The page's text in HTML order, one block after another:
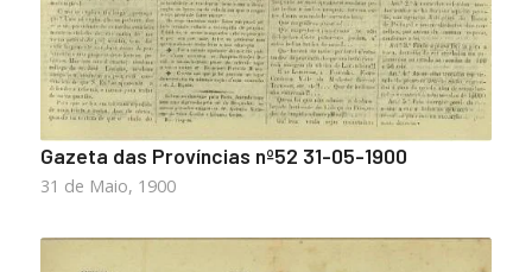
Gazeta das Províncias nº52 31-05-1900
31 de Maio, 1900